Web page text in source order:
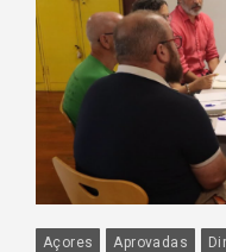
Açores Aprovadas